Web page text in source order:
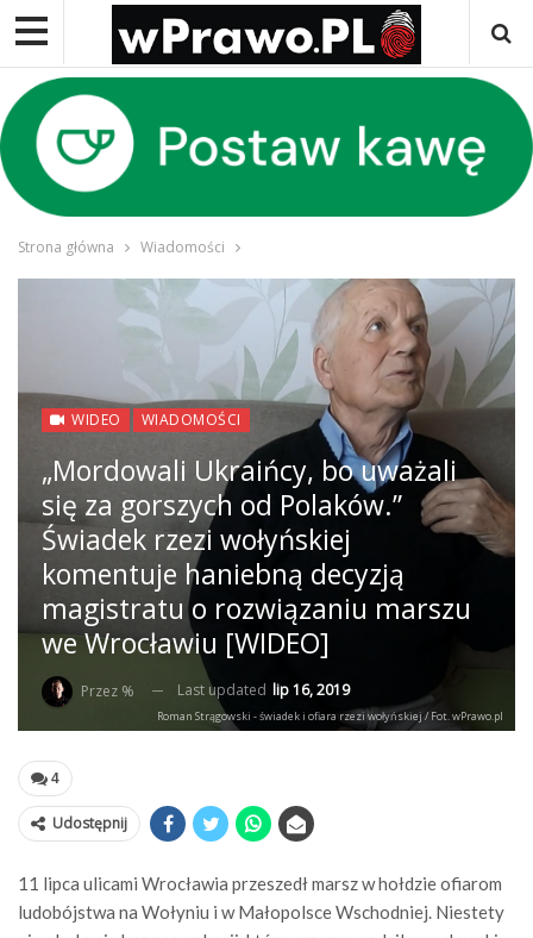
Strona główna Wiadomości
WIDEO WIADOMOŚCI
„Mordowali Ukraińcy, bo uważali
się za gorszych od Polaków.”
Świadek rzezi wołyńskiej
komentuje haniebną decyzją
magistratu o rozwiązaniu marszu
we Wrocławiu [WIDEO]
Przez % Last updated lip 16, 2019
Roman Strągowski - świadek i ofiara rzezi wołyńskiej / Fot. wPrawo.pl
4
Udostępnij
11 lipca ulicami Wrocławia przeszedł marsz w hołdzie ofiarom
ludobójstwa na Wołyniu i w Małopolsce Wschodniej. Niestety